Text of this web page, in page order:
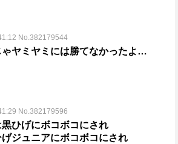
No.382179544
ヤミヤミには勝てなかったよ…
No.382179596
ひげにボコボコにされ
ジュニアにボコボコにされ